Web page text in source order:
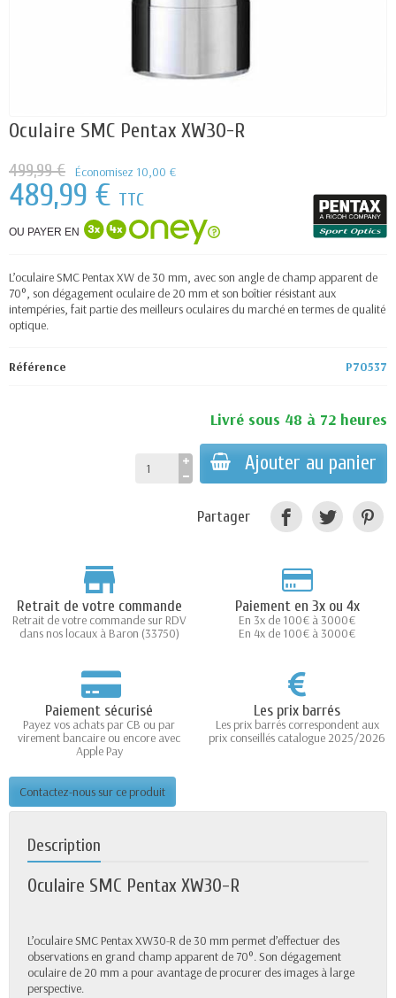
Oculaire SMC Pentax XW30-R
499,99 € Économisez 10,00 €
489,99 € TTC
OU PAYER EN
L’oculaire SMC Pentax XW de 30 mm, avec son angle de champ apparent de
70°, son dégagement oculaire de 20 mm et son boîtier résistant aux
intempéries, fait partie des meilleurs oculaires du marché en termes de qualité
optique.
Référence P70537
Livré sous 48 à 72 heures
Ajouter au panier
Partager
Retrait de votre commande
Retrait de votre commande sur RDV
dans nos locaux à Baron (33750)
Paiement en 3x ou 4x
En 3x de 100€ à 3000€
En 4x de 100€ à 3000€
Paiement sécurisé
Payez vos achats par CB ou par
virement bancaire ou encore avec
Apple Pay
Les prix barrés
Les prix barrés correspondent aux
prix conseillés catalogue 2025/2026
Contactez-nous sur ce produit
Description
Oculaire SMC Pentax XW30-R
L’oculaire SMC Pentax XW30-R de 30 mm permet d’effectuer des
observations en grand champ apparent de 70°. Son dégagement
oculaire de 20 mm a pour avantage de procurer des images à large
perspective.